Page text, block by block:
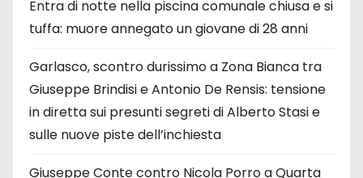
Entra di notte nella piscina comunale chiusa e si
tuffa: muore annegato un giovane di 28 anni
Garlasco, scontro durissimo a Zona Bianca tra
Giuseppe Brindisi e Antonio De Rensis: tensione
in diretta sui presunti segreti di Alberto Stasi e
sulle nuove piste dell’inchiesta
Giuseppe Conte contro Nicola Porro a Quarta